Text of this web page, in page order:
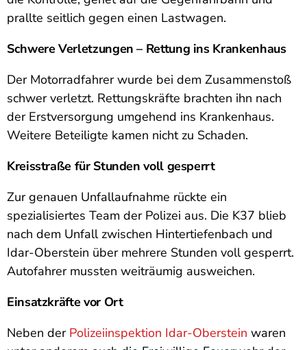
prallte seitlich gegen einen Lastwagen.
Schwere Verletzungen – Rettung ins Krankenhaus
Der Motorradfahrer wurde bei dem Zusammenstoß
schwer verletzt. Rettungskräfte brachten ihn nach
der Erstversorgung umgehend ins Krankenhaus.
Weitere Beteiligte kamen nicht zu Schaden.
Kreisstraße für Stunden voll gesperrt
Zur genauen Unfallaufnahme rückte ein
spezialisiertes Team der Polizei aus. Die K37 blieb
nach dem Unfall zwischen Hintertiefenbach und
Idar-Oberstein über mehrere Stunden voll gesperrt.
Autofahrer mussten weiträumig ausweichen.
Einsatzkräfte vor Ort
Neben der Polizeiinspektion Idar-Oberstein waren